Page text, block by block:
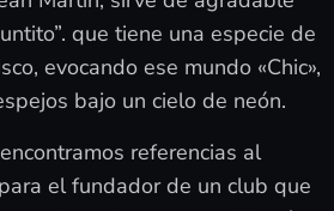
que tiene una especie de
evocando ese mundo «Chic»,
bajo un cielo de neón.
referencias al
el fundador de un club que